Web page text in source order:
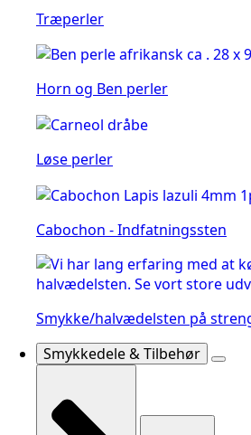
Træperler
Horn og Ben perler
Løse perler
Cabochon - Indfatningssten
Smykke/halvædelsten på
Smykkedele & Tilbehør